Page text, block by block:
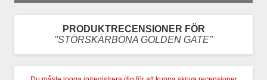
PRODUKTRECENSIONER FÖR
STÖRSKÄRBÖNA GOLDEN GATE